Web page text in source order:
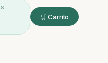
🛒 Carrito